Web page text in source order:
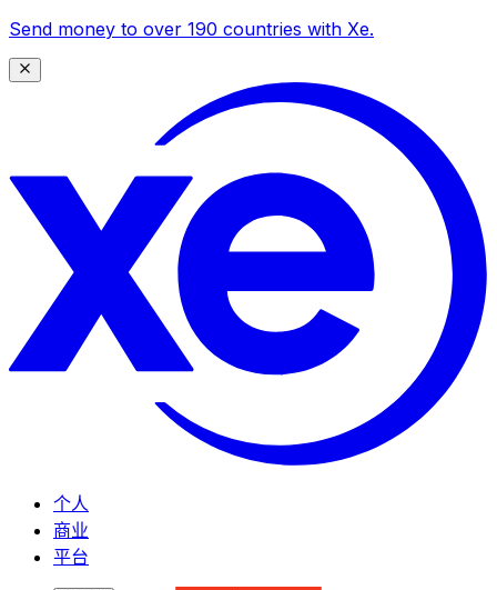
Send money to over 190 countries with Xe.
个人
商业
平台